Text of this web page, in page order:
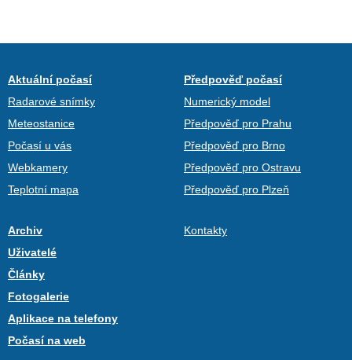
Aktuální počasí
Radarové snímky
Meteostanice
Počasí u vás
Webkamery
Teplotní mapa
Předpověď počasí
Numerický model
Předpověď pro Prahu
Předpověď pro Brno
Předpověď pro Ostravu
Předpověď pro Plzeň
Archiv
Uživatelé
Články
Fotogalerie
Aplikace na telefony
Počasí na web
Kontakty